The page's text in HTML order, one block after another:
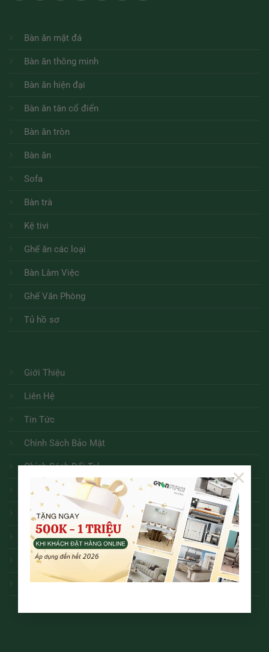
×
Bàn ăn mặt đá
Bàn ăn thông minh
Bàn ăn hiện đại
Bàn ăn tân cổ điển
Bàn ăn tròn
Bàn ăn
Sofa
Bàn trà
Kệ tivi
Ghế ăn các loại
Bàn Làm Việc
Ghế Văn Phòng
Tủ hồ sơ
Giới Thiệu
Liên Hệ
Tin Tức
Chính Sách Bảo Mật
Chính Sách Đổi Trả
Chính Sách Bảo Hành
Hướng Dẫn Mua Hàng Online
Thanh Toán và Giao Nhận
Điều Khoản Dịch Vụ
Tuyển dụng